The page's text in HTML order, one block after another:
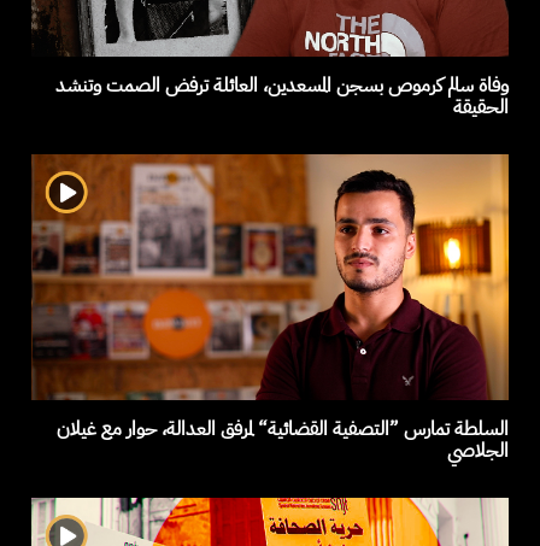
وفاة سالم كرموص بسجن المسعدين، العائلة ترفض الصمت وتنشد
الحقيقة
السلطة تمارس ”التصفية القضائية“ لمرفق العدالة، حوار مع غيلان
الجلاصي